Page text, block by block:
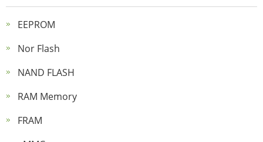
EEPROM
Nor Flash
NAND FLASH
RAM Memory
FRAM